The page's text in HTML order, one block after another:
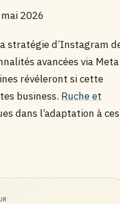
2026
stratégie d’Instagram
avancées via Meta
révéleront si cette
business. Ruche et
dans l’adaptation à ces